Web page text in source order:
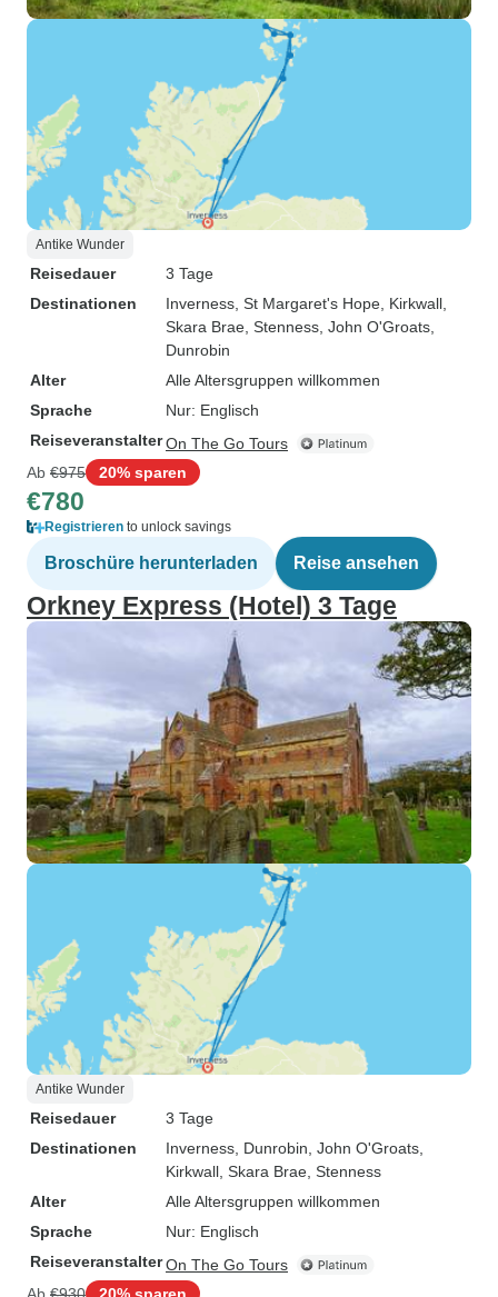
Antike Wunder
Reisedauer
3 Tage
Destinationen
Inverness , St Margaret's Hope , Kirkwall
Skara Brae , Stenness , John O'Groats
Dunrobin
Alter
Alle Altersgruppen willkommen
Sprache
Nur: Englisch
ReiseveranstalterOn The Go Tours
Ab €975 20% sparen
€780
Registrieren to unlock savings
Broschüre herunterladen Reise ansehen
Orkney Express (Hotel) 3 Tage
Antike Wunder
Reisedauer
3 Tage
Destinationen
Inverness , Dunrobin , John O'Groats
Kirkwall , Skara Brae , Stenness
Alter
Alle Altersgruppen willkommen
Sprache
Nur: Englisch
ReiseveranstalterOn The Go Tours
Ab €930 20% sparen